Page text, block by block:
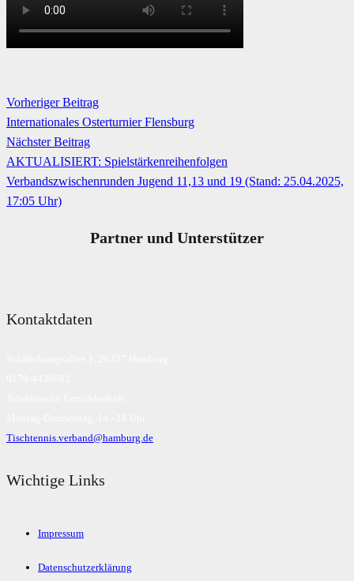
Vorheriger Beitrag
Internationales Osterturnier Flensburg
Nächster Beitrag
AKTUALISIERT: Spielstärkenreihenfolgen
Verbandszwischenrunden Jugend 11,13 und 19 (Stand: 25.04.2025,
17:05 Uhr)
Partner und Unterstützer
Kontaktdaten
Tischtennis.verband@hamburg.de
Wichtige Links
Impressum
Datenschutzerklärung